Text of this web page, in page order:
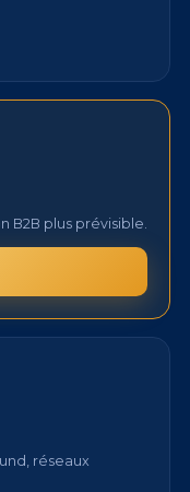
B2B plus prévisible.
réseaux